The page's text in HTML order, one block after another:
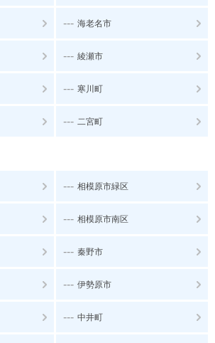
--- 海老名市
--- 綾瀬市
--- 寒川町
--- 二宮町
--- 相模原市緑区
--- 相模原市南区
--- 秦野市
--- 伊勢原市
--- 中井町